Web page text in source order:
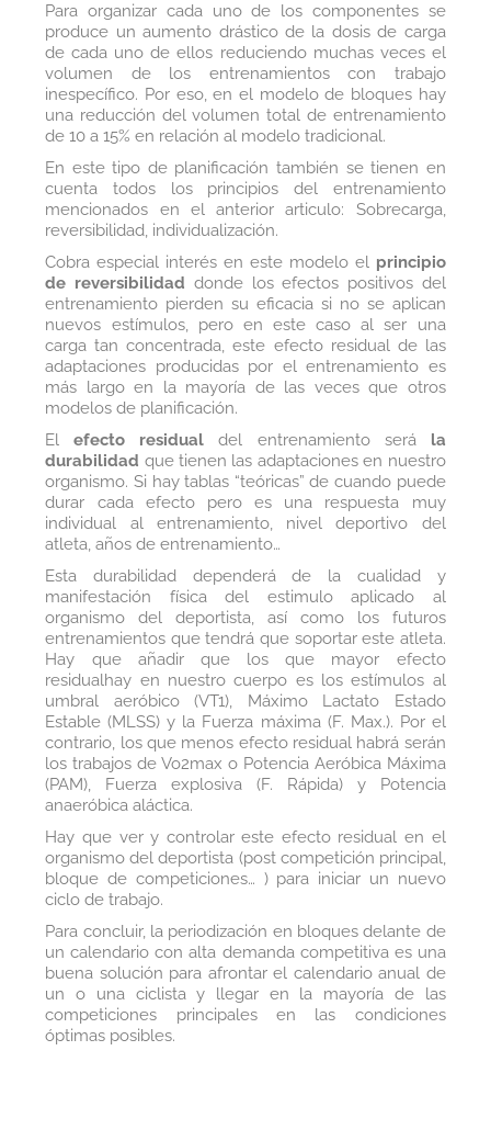
Para organizar cada uno de los componentes se
produce un aumento drástico de la dosis de carga
de cada uno de ellos reduciendo muchas veces el
volumen de los entrenamientos con trabajo
inespecífico. Por eso, en el modelo de bloques hay
una reducción del volumen total de entrenamiento
de 10 a 15% en relación al modelo tradicional.
En este tipo de planificación también se tienen en
cuenta todos los principios del entrenamiento
mencionados en el anterior articulo: Sobrecarga,
reversibilidad, individualización.
Cobra especial interés en este modelo el principio
de reversibilidad donde los efectos positivos del
entrenamiento pierden su eficacia si no se aplican
nuevos estímulos, pero en este caso al ser una
carga tan concentrada, este efecto residual de las
adaptaciones producidas por el entrenamiento es
más largo en la mayoría de las veces que otros
modelos de planificación.
Elefecto residual del entrenamiento será la
durabilidad que tienen las adaptaciones en nuestro
organismo. Si hay tablas “teóricas” de cuando puede
durar cada efecto pero es una respuesta muy
individual al entrenamiento, nivel deportivo del
atleta, años de entrenamiento…
Esta durabilidad dependerá de la cualidad y
manifestación física del estimulo aplicado al
organismo del deportista, así como los futuros
entrenamientos que tendrá que soportar este atleta.
Hay que añadir que los que mayor efecto
residualhay en nuestro cuerpo es los estímulos al
umbral aeróbico (VT1), Máximo Lactato Estado
Estable (MLSS) y la Fuerza máxima (F. Max.). Por el
contrario, los que menos efecto residual habrá serán
los trabajos de Vo2max o Potencia Aeróbica Máxima
(PAM), Fuerza explosiva (F. Rápida) y Potencia
anaeróbica aláctica.
Hay que ver y controlar este efecto residual en el
organismo del deportista (post competición principal,
bloque de competiciones… ) para iniciar un nuevo
ciclo de trabajo.
Para concluir, la periodización en bloques delante de
un calendario con alta demanda competitiva es una
buena solución para afrontar el calendario anual de
un o una ciclista y llegar en la mayoría de las
competiciones principales en las condiciones
óptimas posibles.